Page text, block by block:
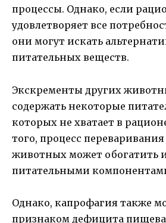
процессы. Однако, если
удовлетворяет все
они могут искать
питательных веществ.
Экскременты других
содержать некоторые
которых не хватает в
того, процесс
животных может обогатить
питательными
Однако, капрофагия также
признаком дефицита